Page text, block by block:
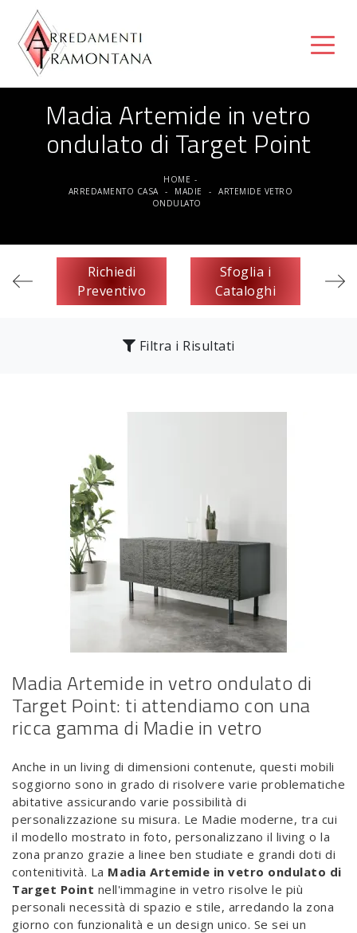
Madia Artemide in vetro
ondulato di Target Point
HOME -
ARREDAMENTO CASA - MADIE -
ARTEMIDE VETRO
ONDULATO
Richiedi
Preventivo
Sfoglia i
Cataloghi
Filtra i Risultati
Madia Artemide in vetro ondulato di
Target Point: ti attendiamo con una
ricca gamma di Madie in vetro
Anche in un living di dimensioni contenute, questi mobili
soggiorno sono in grado di risolvere varie problematiche
abitative assicurando varie possibilità di
personalizzazione su misura. Le Madie moderne, tra cui
il modello mostrato in foto, personalizzano il living o la
zona pranzo grazie a linee ben studiate e grandi doti di
contenitività. La Madia Artemide in vetro ondulato di
Target Point nell'immagine in vetro risolve le più
personali necessità di spazio e stile, arredando la zona
giorno con funzionalità e un design unico. Se sei un